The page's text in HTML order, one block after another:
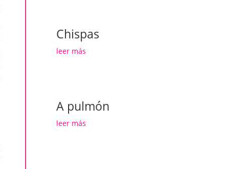
Chispas
leer más
A pulmón
leer más